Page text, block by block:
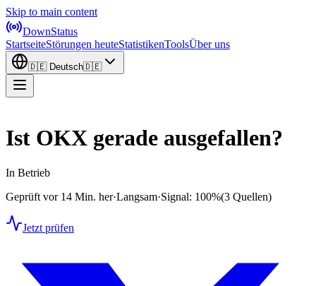
Skip to main content
DownStatus
StartseiteStörungen heuteStatistikenToolsÜber uns
🇩🇪 Deutsch🇩🇪
Ist OKX gerade ausgefallen?
In Betrieb
Geprüft vor 14 Min. her·Langsam·Signal: 100%(3 Quellen)
Jetzt prüfen